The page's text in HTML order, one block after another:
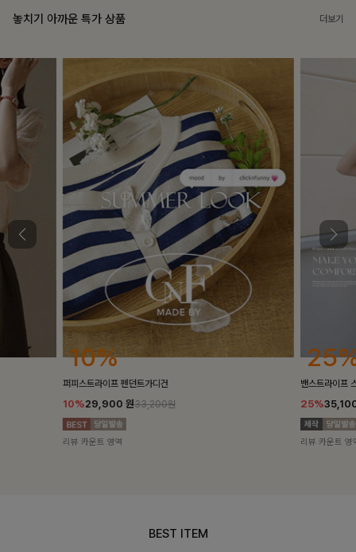
놓치기 아까운 특가 상품 더보기
25%
밴스트라이프 스트링원피스
25%35,100 원46,800원
리뷰 카운트 영역
10%
[5천장돌파/
10%
리뷰 카운트 영
BEST ITEM